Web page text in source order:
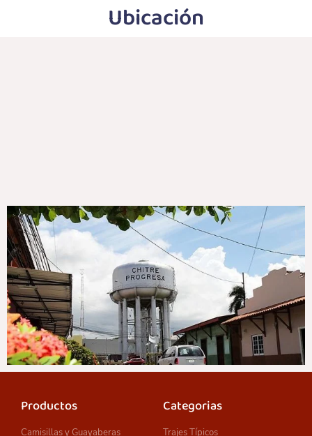
Ubicación
Productos
Camisillas y Guayaberas
Categorias
Trajes Típicos